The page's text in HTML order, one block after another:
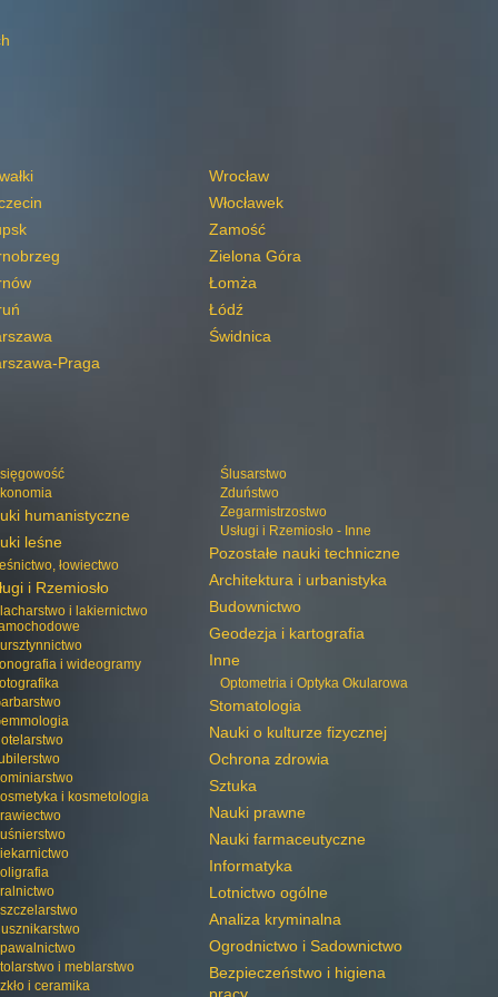
Praga
Wrocław
Włocławek
Zamość
Zielona Góra
Łomża
Łódź
Świdnica
humanistyczne
leśne
łowiectwo
i Rzemiosło
i lakiernictwo
i wideogramy
i kosmetologia
i meblarstwo
i ceramika
Ślusarstwo
Zduństwo
Zegarmistrzostwo
Usługi i Rzemiosło - Inne
Pozostałe nauki techniczne
Architektura i urbanistyka
Budownictwo
Geodezja i kartografia
Inne
Optometria i Optyka Okularowa
Stomatologia
Nauki o kulturze fizycznej
Ochrona zdrowia
Sztuka
Nauki prawne
Nauki farmaceutyczne
Informatyka
Lotnictwo ogólne
Analiza kryminalna
Ogrodnictwo i Sadownictwo
Bezpieczeństwo i higiena